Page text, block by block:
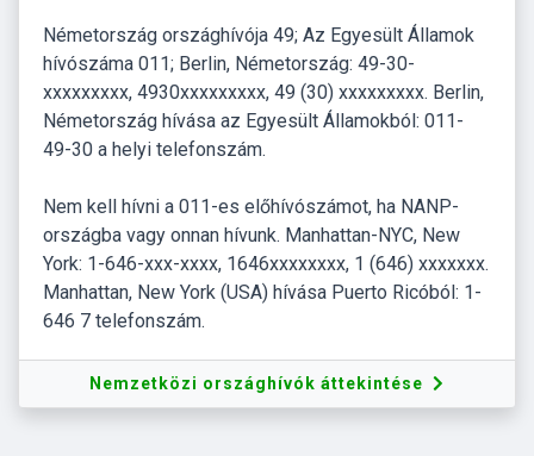
Németország országhívója 49; Az Egyesült Államok
hívószáma 011; Berlin, Németország: 49-30-
xxxxxxxxx, 4930xxxxxxxxx, 49 (30) xxxxxxxxx. Berlin,
Németország hívása az Egyesült Államokból: 011-
49-30 a helyi telefonszám.
Nem kell hívni a 011-es előhívószámot, ha NANP-
országba vagy onnan hívunk. Manhattan-NYC, New
York: 1-646-xxx-xxxx, 1646xxxxxxxx, 1 (646) xxxxxxx.
Manhattan, New York (USA) hívása Puerto Ricóból: 1-
646 7 telefonszám.
Nemzetközi országhívók áttekintése